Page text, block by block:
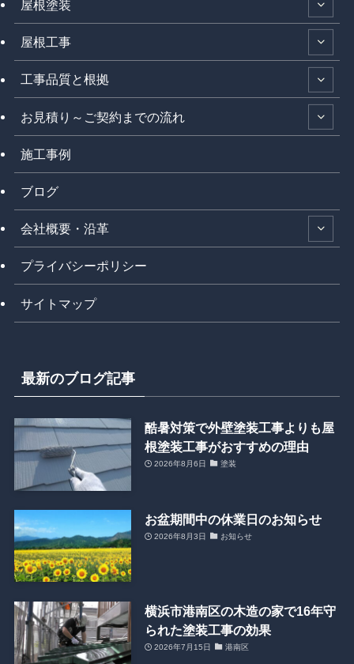
屋根塗装
屋根工事
工事品質と根拠
お見積り～ご契約までの流れ
施工事例
ブログ
会社概要・沿革
プライバシーポリシー
サイトマップ
最新のブログ記事
酷暑対策で外壁塗装工事よりも屋
根塗装工事がおすすめの理由
2026年8月6日 塗装
お盆期間中の休業日のお知らせ
2026年8月3日 お知らせ
横浜市港南区の木造の家で16年守
られた塗装工事の効果
2026年7月15日 港南区